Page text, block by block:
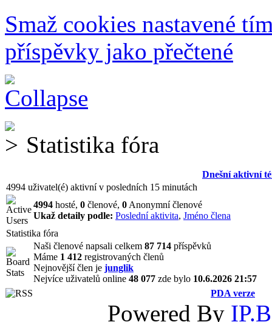
Smaž cookies nastavené
příspěvky jako přečtené
Statistika fóra
Dnešní aktivní
4994 uživatel(é) aktivní v posledních 15 minutách
4994 hosté, 0 členové, 0 Anonymní členové
Ukaž detaily podle: Poslední aktivita, Jméno člena
Statistika fóra
Naši členové napsali celkem 87 714 příspěvků
Máme 1 412 registrovaných členů
Nejnovější člen je junglik
Nejvíce uživatelů online 48 077 zde bylo 10.6.2026 21:57
PDA verze
Powered By